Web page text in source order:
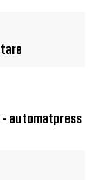
- automatpress